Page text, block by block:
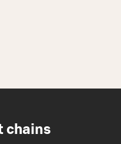
chains